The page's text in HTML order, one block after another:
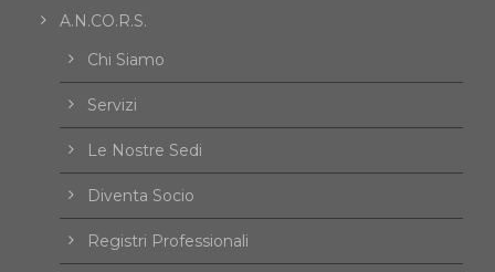
A.N.CO.R.S.
Chi Siamo
Servizi
Le Nostre Sedi
Diventa Socio
Registri Professionali